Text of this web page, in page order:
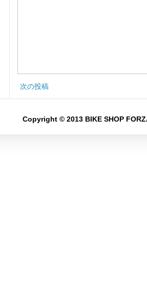
次の投稿
Copyright © 2013 BIKE SHOP